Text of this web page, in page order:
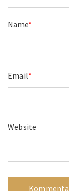
Name*
Email*
Website